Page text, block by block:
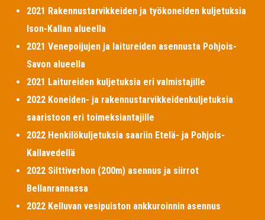
2021 Rakennustarvikkeiden ja työkoneiden kuljetuksia
Ison-Kallan alueella
2021 Venepoijujen ja laitureiden asennusta Pohjois-
Savon alueella
2021 Laitureiden kuljetuksia eri valmistajille
2022 Koneiden- ja rakennustarvikkeidenkuljetuksia
saaristoon eri toimeksiantajille
2022 Henkilökuljetuksia saariin Etelä- ja Pohjois-
Kallavedellä
2022 Silttiverhon (200m) asennus ja siirrot
Bellanrannassa
2022 Kelluvan vesipuiston ankkuroinnin asennus